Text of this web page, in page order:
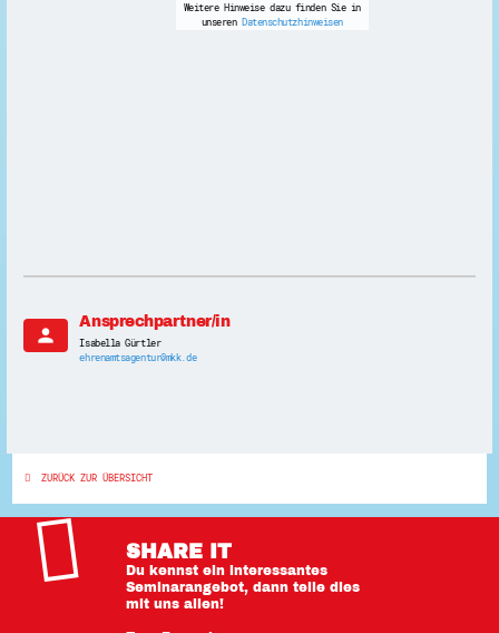
Weitere Hinweise dazu finden Sie in
unseren Datenschutzhinweisen
person
Ansprechpartner/in
Isabella Gürtler
ehrenamtsagentur@mkk.de
ZURÜCK ZUR ÜBERSICHT
SHARE IT
Du kennst ein interessantes
Seminarangebot, dann teile dies
mit uns allen!